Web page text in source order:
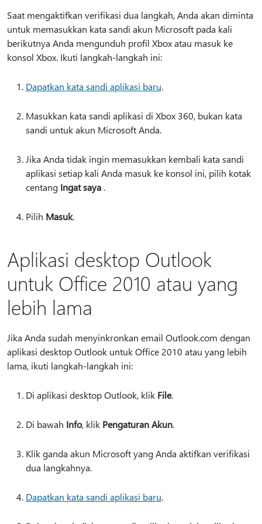
Saat mengaktifkan verifikasi dua langkah, Anda akan diminta
untuk memasukkan kata sandi akun Microsoft pada kali
berikutnya Anda mengunduh profil Xbox atau masuk ke
konsol Xbox. Ikuti langkah-langkah ini:
Dapatkan kata sandi aplikasi baru.
Masukkan kata sandi aplikasi di Xbox 360, bukan kata
sandi untuk akun Microsoft Anda.
Jika Anda tidak ingin memasukkan kembali kata sandi
aplikasi setiap kali Anda masuk ke konsol ini, pilih kotak
centang Ingat saya .
Pilih Masuk.
Aplikasi desktop Outlook
untuk Office 2010 atau yang
lebih lama
Jika Anda sudah menyinkronkan email Outlook.com dengan
aplikasi desktop Outlook untuk Office 2010 atau yang lebih
lama, ikuti langkah-langkah ini:
Di aplikasi desktop Outlook, klik File.
Di bawah Info, klik Pengaturan Akun.
Klik ganda akun Microsoft yang Anda aktifkan verifikasi
dua langkahnya.
Dapatkan kata sandi aplikasi baru.